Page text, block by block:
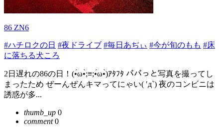
86 ZN6
#ハチロクの日 #夜ドライブ #毎日あぢぃ #今が旬のもも #床
に落ちる犬ころ
2日遅れの86の日！(•́ω•̀;≡;•́ω•̀)ｱﾀﾌﾀ パパっと写真を撮ってし
まったため ぜーんぜんキマってにゃい( ′д`) 夜のコンビニは
誘惑が多...
thumb_up 0
comment0